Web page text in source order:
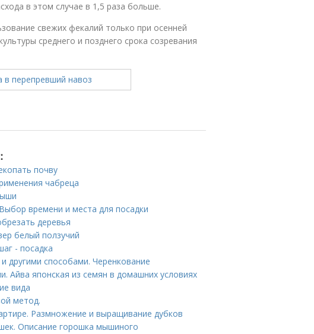
в этом случае в 1,5 раза больше.
свежих фекалий только при осенней
среднего и позднего срока созревания
почву
чабреца
времени и места для посадки
деревья
белый ползучий
- посадка
другими способами. Черенкование
Айва японская из семян в домашних условиях
вида
метод.
Размножение и выращивание дубков
Описание горошка мышиного